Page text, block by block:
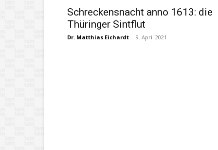
Schreckensnacht anno 1613: die
Thüringer Sintflut
Dr. Matthias Eichardt - 9. April 2021